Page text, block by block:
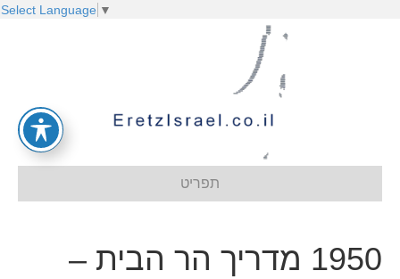
Select Language ▼
תפריט
1950 מדריך הר הבית –